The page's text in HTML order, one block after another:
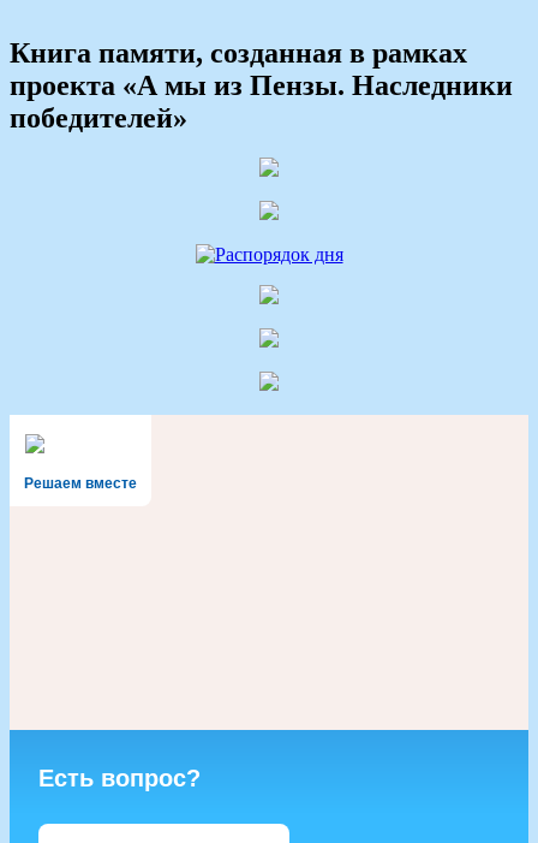
Книга памяти, созданная в рамках
проекта «А мы из Пензы. Наследники
победителей»
Решаем вместе
Есть вопрос?